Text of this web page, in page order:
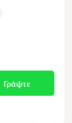
Γράψτε